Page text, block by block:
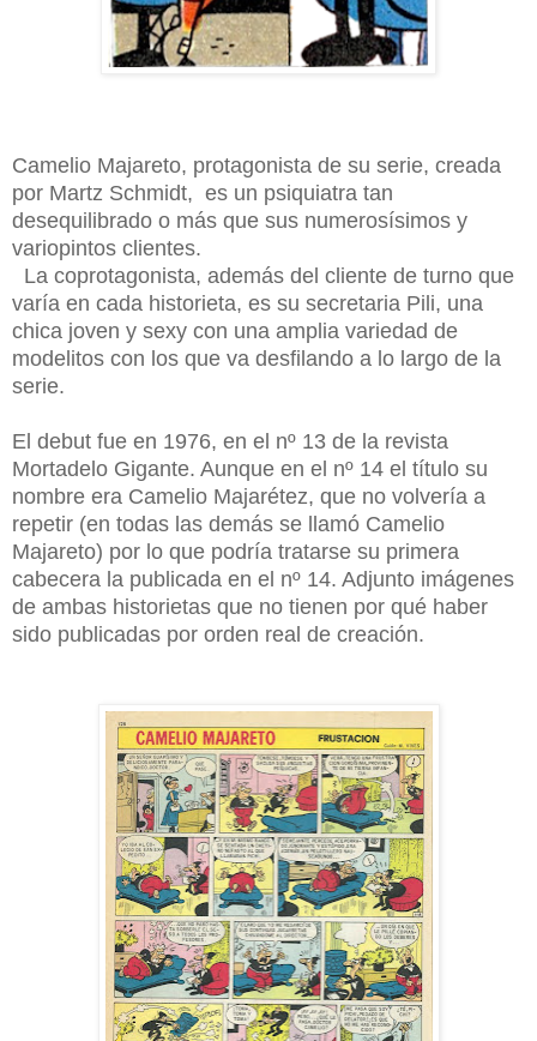
Camelio Majareto, protagonista de su serie, creada
por Martz Schmidt, es un psiquiatra tan
desequilibrado o más que sus numerosísimos y
variopintos clientes.
La coprotagonista, además del cliente de turno que
varía en cada historieta, es su secretaria Pili, una
chica joven y sexy con una amplia variedad de
modelitos con los que va desfilando a lo largo de la
serie.
El debut fue en 1976, en el nº 13 de la revista
Mortadelo Gigante. Aunque en el nº 14 el título su
nombre era Camelio Majarétez, que no volvería a
repetir (en todas las demás se llamó Camelio
Majareto) por lo que podría tratarse su primera
cabecera la publicada en el nº 14. Adjunto imágenes
de ambas historietas que no tienen por qué haber
sido publicadas por orden real de creación.